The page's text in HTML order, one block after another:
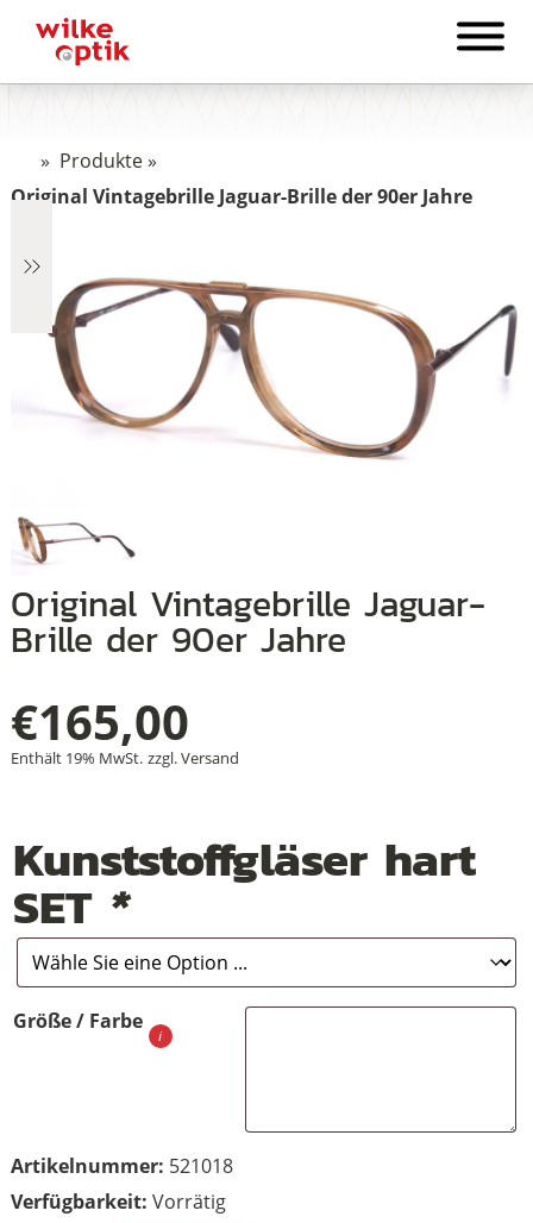
» Produkte»
Original Vintagebrille Jaguar-Brille der 90er Jahre
Original Vintagebrille Jaguar-
Brille der 90er Jahre
€165,00
Enthält 19% MwSt. zzgl.Versand
Kunststoffgläser hart
SET *
Größe / Farbe
Artikelnummer: 521018
Vorrätig
+
+